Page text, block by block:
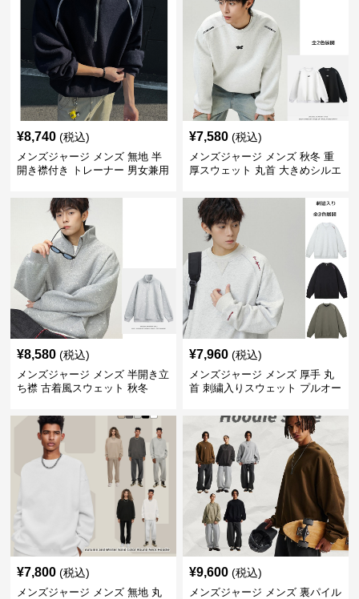
¥8,740 (税込)
メンズジャージ メンズ 無地 半
開き襟付き トレーナー 男女兼用
¥7,580 (税込)
メンズジャージ メンズ 秋冬 重
厚スウェット 丸首 大きめシルエ
¥8,580 (税込)
メンズジャージ メンズ 半開き立
ち襟 古着風スウェット 秋冬
¥7,960 (税込)
メンズジャージ メンズ 厚手 丸
首 刺繍入りスウェット プルオー
¥7,800 (税込)
メンズジャージ メンズ 無地 丸
¥9,600 (税込)
メンズジャージ メンズ 裏パイル